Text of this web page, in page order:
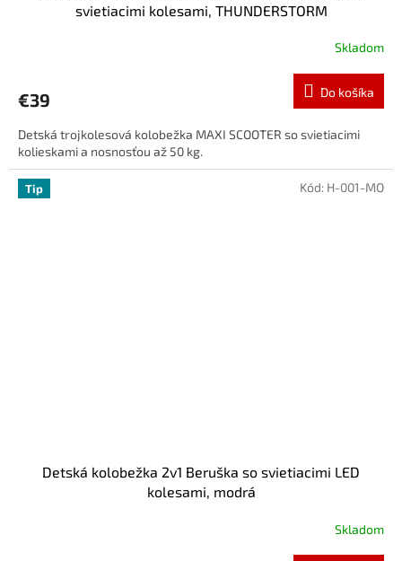
svietiacimi kolesami, THUNDERSTORM
Skladom
€39 Do košíka
Detská trojkolesová kolobežka MAXI SCOOTER so svietiacimi
kolieskami a nosnosťou až 50 kg.
Tip
Detská kolobežka 2v1 Beruška so svietiacimi LED
kolesami, modrá
Skladom
Kód: H-001-MO